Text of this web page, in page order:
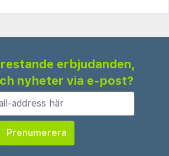
erbjudanden,
nyheter via e-post?